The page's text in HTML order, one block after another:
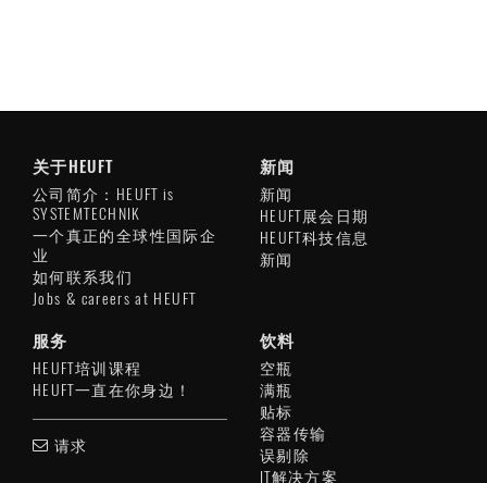
关于HEUFT
公司简介：HEUFT is
SYSTEMTECHNIK
一个真正的全球性国际企
业
如何联系我们
Jobs & careers at HEUFT
新闻
新闻
HEUFT展会日期
HEUFT科技信息
新闻
服务
HEUFT培训课程
HEUFT一直在你身边！
请求
饮料
空瓶
满瓶
贴标
容器传输
误剔除
IT解决方案